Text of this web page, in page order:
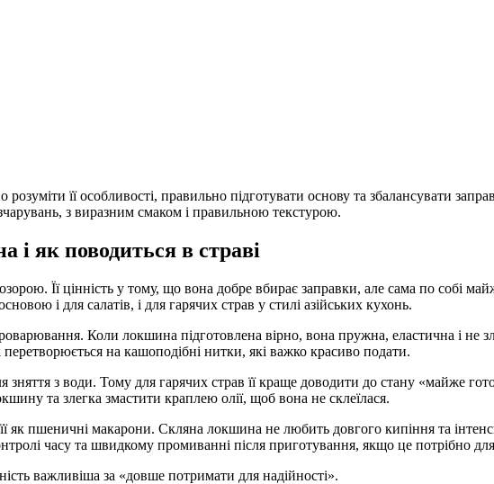
її особливості, правильно підготувати основу та збалансувати
з виразним смаком і правильною текстурою.
і як поводиться в страві
Її цінність у тому, що вона добре вбирає заправки, але сама по собі
і для салатів, і для гарячих страв у стилі азійських кухонь.
Коли локшина підготовлена вірно, вона пружна, еластична і не
на кашоподібні нитки, які важко красиво подати.
з води. Тому для гарячих страв її краще доводити до стану «майже
та злегка змастити краплею олії, щоб вона не склеїлася.
як пшеничні макарони. Скляна локшина не любить довгого кипіння та
часу та швидкому промиванні після приготування, якщо це потрібно для
важливіша за «довше потримати для надійності».